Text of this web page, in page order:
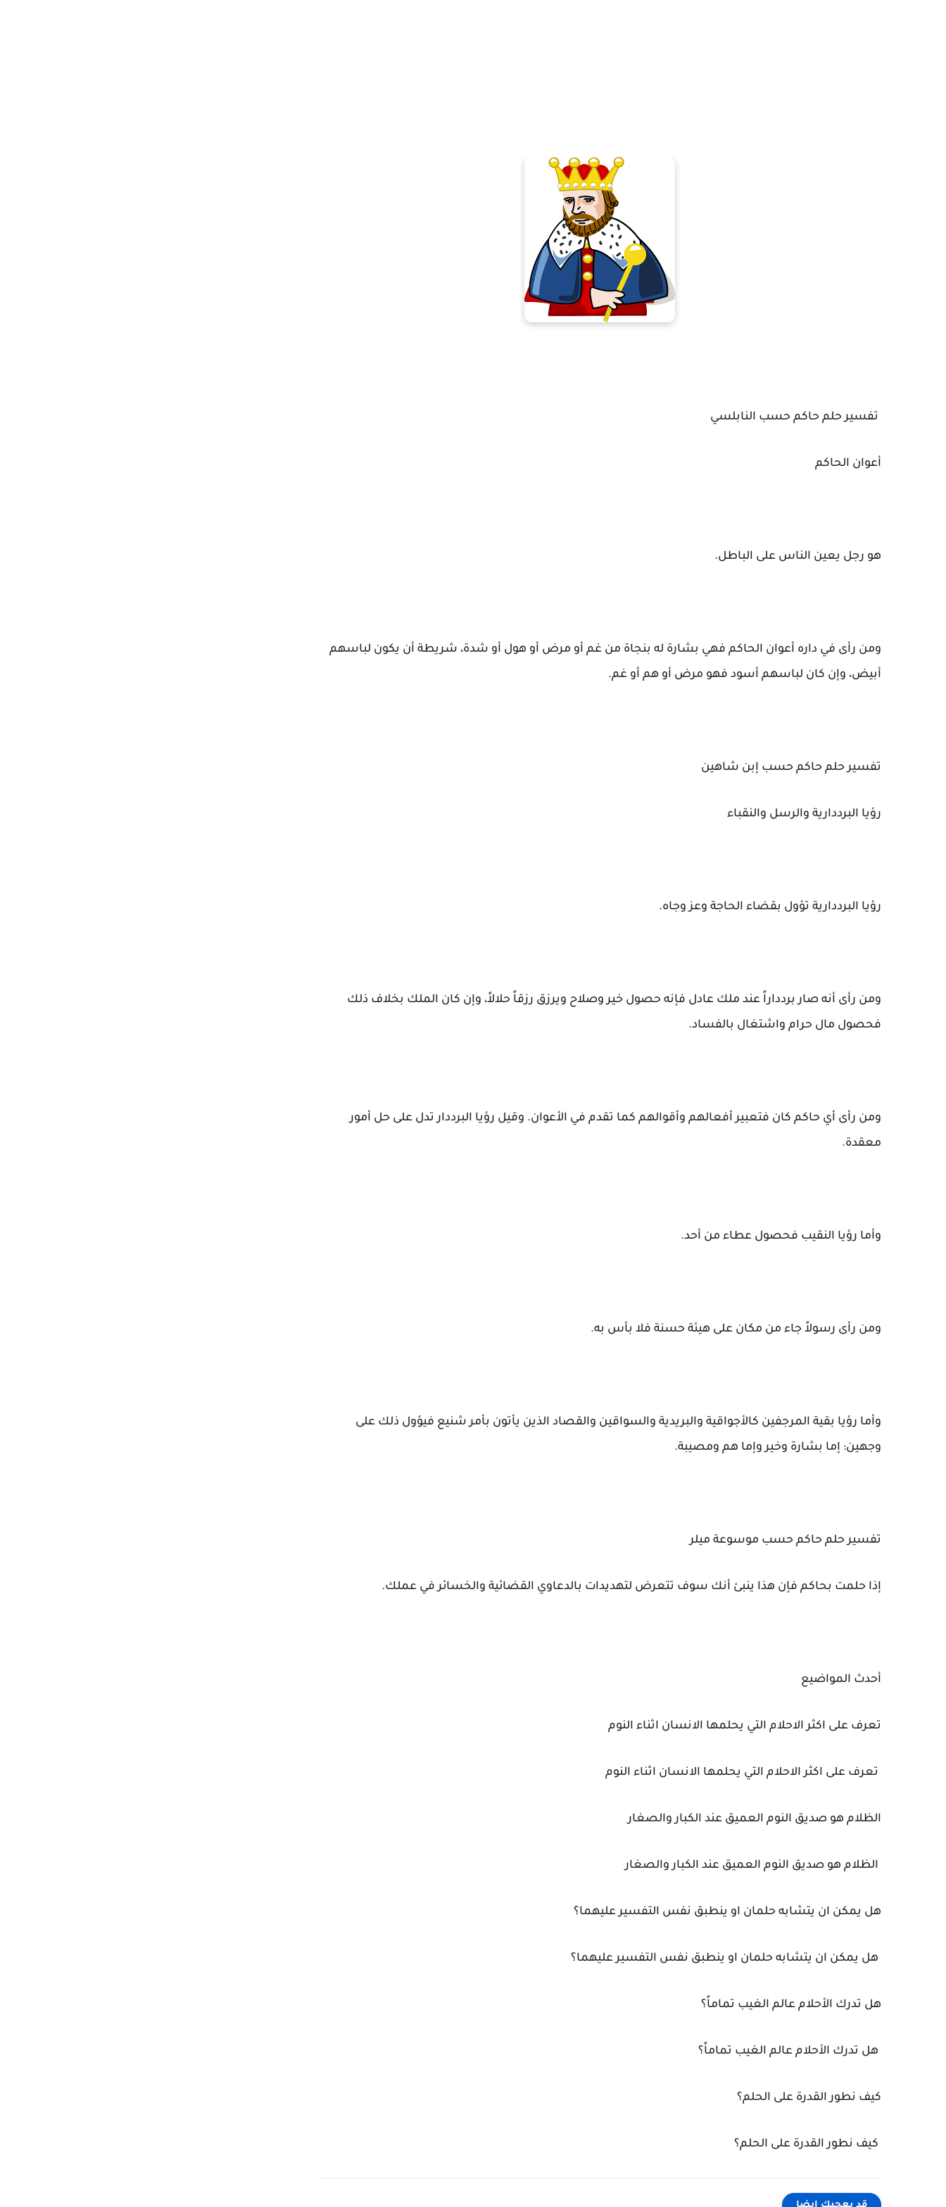
تفسير حلم حاكم حسب النابلسي
أعوان الحاكم
هو رجل يعين الناس على الباطل.
ومن رأى في داره أعوان الحاكم فهي بشارة له بنجاة من غم أو مرض أو هول أو شدة، شريطة أن يكون لباسهم
أبيض، وإن كان لباسهم أسود فهو مرض أو هم أو غم.
تفسير حلم حاكم حسب إبن شاهين
رؤيا البرددارية والرسل والنقباء
رؤيا البرددارية تؤول بقضاء الحاجة وعز وجاه.
ومن رأى أنه صار بردداراً عند ملك عادل فإنه حصول خير وصلاح ويرزق رزقاً حلالاً، وإن كان الملك بخلاف ذلك
فحصول مال حرام واشتغال بالفساد.
ومن رأى أي حاكم كان فتعبير أفعالهم وأقوالهم كما تقدم في الأعوان. وقيل رؤيا البرددار تدل على حل أمور
معقدة.
وأما رؤيا النقيب فحصول عطاء من أحد.
ومن رأى رسولاً جاء من مكان على هيئة حسنة فلا بأس به.
وأما رؤيا بقية المرجفين كالأجواقية والبريدية والسواقين والقصاد الذين يأتون بأمر شنيع فيؤول ذلك على
وجهين: إما بشارة وخير وإما هم ومصيبة.
تفسير حلم حاكم حسب موسوعة ميلر
إذا حلمت بحاكم فإن هذا ينبئ أنك سوف تتعرض لتهديدات بالدعاوي القضائية والخسائر في عملك.
أحدث المواضيع
تعرف على اكثر الاحلام التي يحلمها الانسان اثناء النوم
تعرف على اكثر الاحلام التي يحلمها الانسان اثناء النوم
الظلام هو صديق النوم العميق عند الكبار والصغار
الظلام هو صديق النوم العميق عند الكبار والصغار
هل يمكن ان يتشابه حلمان او ينطبق نفس التفسير عليهما؟
هل يمكن ان يتشابه حلمان او ينطبق نفس التفسير عليهما؟
هل تدرك الأحلام عالم الغيب تماماً؟
هل تدرك الأحلام عالم الغيب تماماً؟
كيف نطور القدرة على الحلم؟
كيف نطور القدرة على الحلم؟